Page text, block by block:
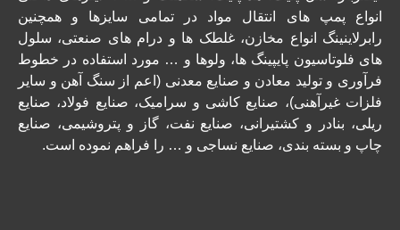
انواع پمپ های انتقال مواد در تمامی سایزها و همچنین
رابرلاینینگ انواع مخازن، غلطک ها و درام های صنعتی، سلول
های فلوتاسیون پایپینگ ها، ولوها و … مورد استفاده در خطوط
فرآوری و تولید معادن و صنایع معدنی (اعم از سنگ آهن و سایر
فلزات غیرآهنی)، صنایع کاشی و سرامیک، صنایع فولاد، صنایع
ریلی، بنادر و کشتیرانی، صنایع نفت، گاز و پتروشیمی، صنایع
چاپ و بسته بندی، صنایع نساجی و … را فراهم نموده است.